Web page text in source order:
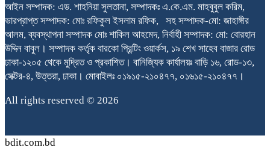
আইন সম্পাদক: এড. শাহনিয়া সুলতানা, সম্পাদকঃ এ.কে.এম. মাহবুবুল করিম,
ভারপ্রাপ্ত সম্পাদক: মোঃ রফিকুল ইসলাম রফিক, সহ সম্পাদক-মো: জাহাঙ্গীর
আলম, ব্যবস্থাপনা সম্পাদক মোঃ শাকিল আহমেদ, নির্বাহী সম্পাদক: মো: বোরহান
উদ্দিন বাবুল। সম্পাদক কর্তৃক বারকো প্রিন্টিং ওয়ার্কস, ১৯ শেখ সাহেব বাজার রোড
ঢাকা-১২০৫ থেকে মুদ্রিত ও প্রকাশিত। বানিজ্যিক কার্যালয়ঃ বাড়ি ১৬, রোড-১৩,
সেক্টর-৪, উত্তরা, ঢাকা। মোবাইলঃ ০১৯১৫-২১০৪৭৭, ০১৬১৫-২১০৪৭৭।
All rights reserved © 2026
bdit.com.bd